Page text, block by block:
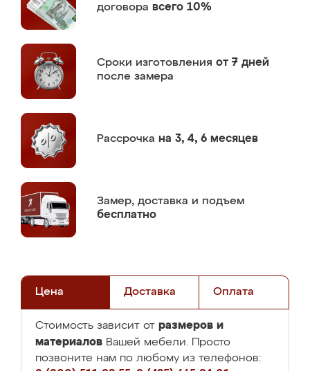
договора всего 10%
Сроки изготовления от 7 дней
после замера
Рассрочка на 3, 4, 6 месяцев
Замер, доставка и подъем
бесплатно
Цена Доставка Оплата
Стоимость зависит от размеров и
материалов Вашей мебели. Просто
позвоните нам по любому из телефонов: